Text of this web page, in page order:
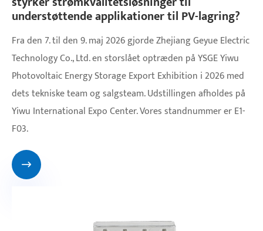
understøttende applikationer til PV-lagring?
Fra den 7. til den 9. maj 2026 gjorde Zhejiang Geyue Electric
Technology Co., Ltd. en storslået optræden på YSGE Yiwu
Photovoltaic Energy Storage Export Exhibition i 2026 med
dets tekniske team og salgsteam. Udstillingen afholdes på
Yiwu International Expo Center. Vores standnummer er E1-
F03.
